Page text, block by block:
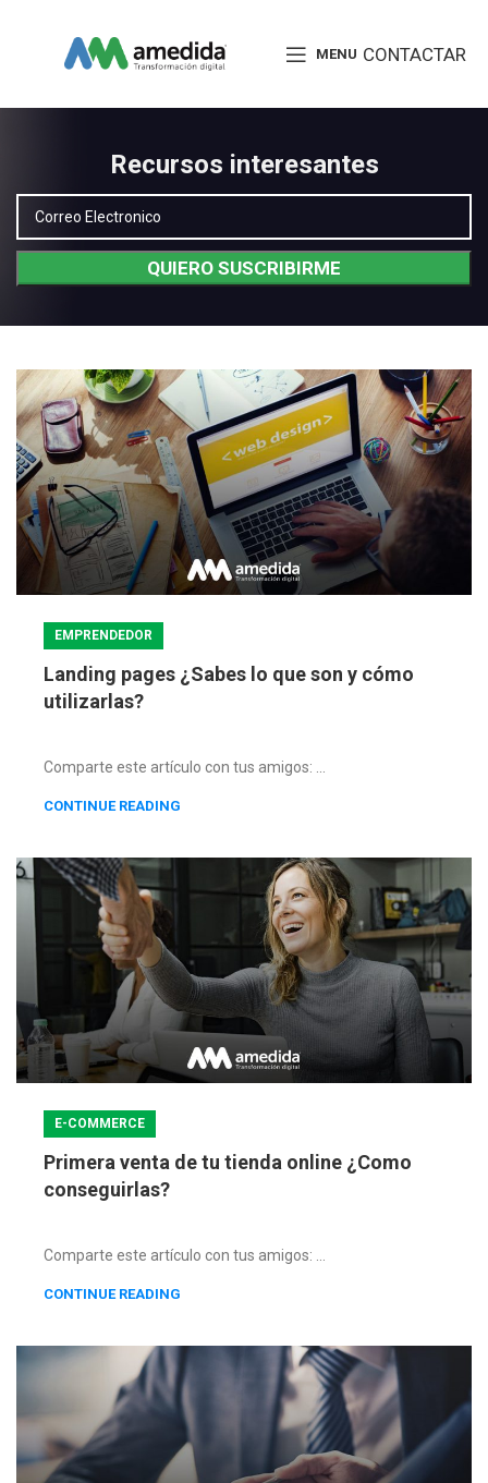
MENU CONTACTAR
Recursos interesantes
EMPRENDEDOR
Landing pages ¿Sabes lo que son y cómo
utilizarlas?
Comparte este artículo con tus amigos: ...
CONTINUE READING
E-COMMERCE
Primera venta de tu tienda online ¿Como
conseguirlas?
Comparte este artículo con tus amigos: ...
CONTINUE READING